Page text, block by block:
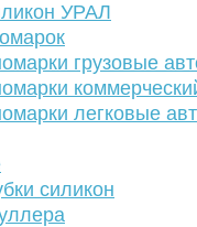
УРАЛ
грузовые
легковые
силикон